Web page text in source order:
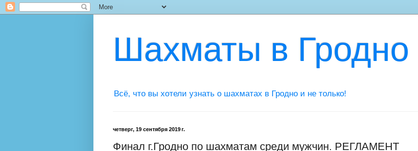
Шахматы в Гродно
Всё, что вы хотели узнать о шахматах в Гродно и не только!
четверг, 19 сентября 2019 г.
Финал г.Гродно по шахматам среди мужчин. РЕГЛАМЕНТ